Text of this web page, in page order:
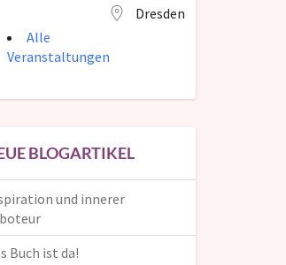
Dresden
Alle
Veranstaltungen
BLOGARTIKEL
und innerer
Buch ist da!